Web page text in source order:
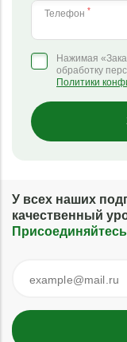
Телефон *
Нажимая
обработку
Политики
У всех наших
качественный